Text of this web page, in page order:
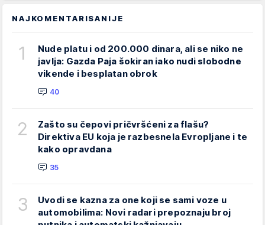
NAJKOMENTARISANIJE
1
Nude platu i od 200.000 dinara, ali se niko ne
javlja: Gazda Paja šokiran iako nudi slobodne
vikende i besplatan obrok
40
2
Zašto su čepovi pričvršćeni za flašu?
Direktiva EU koja je razbesnela Evropljane i te
kako opravdana
35
3
Uvodi se kazna za one koji se sami voze u
automobilima: Novi radari prepoznaju broj